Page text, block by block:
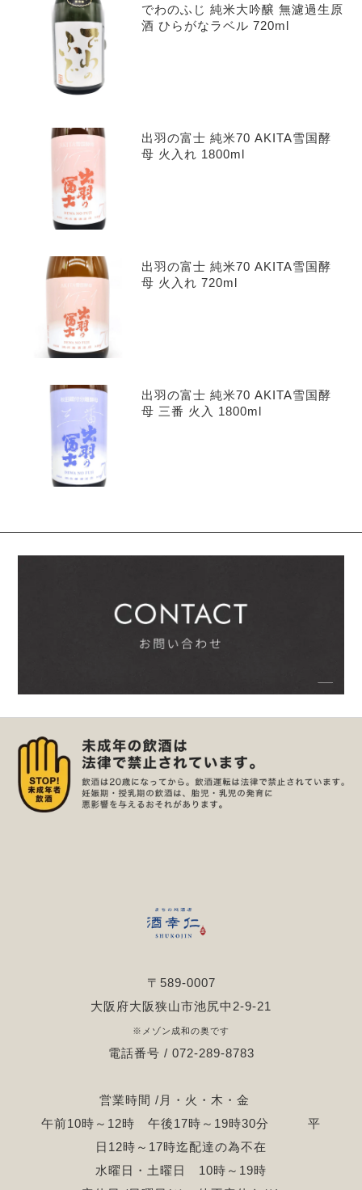
でわのふじ 純米大吟醸 無濾過生原
酒 ひらがなラベル 720ml
出羽の富士 純米70 AKITA雪国酵
母 火入れ 1800ml
出羽の富士 純米70 AKITA雪国酵
母 火入れ 720ml
出羽の富士 純米70 AKITA雪国酵
母 三番 火入 1800ml
〒589-0007
大阪府大阪狭山市池尻中2-9-21
※メゾン成和の奥です
電話番号 / 072-289-8783
営業時間 /月・火・木・金
午前10時～12時 午後17時～19時30分 平
日12時～17時迄配達の為不在
水曜日・土曜日 10時～19時